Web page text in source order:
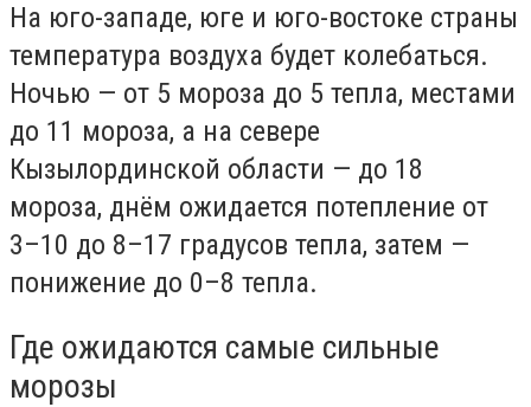
На юго-западе, юге и юго-востоке страны
температура воздуха будет колебаться.
Ночью — от 5 мороза до 5 тепла, местами
до 11 мороза, а на севере
Кызылординской области — до 18
мороза, днём ожидается потепление от
3–10 до 8–17 градусов тепла, затем —
понижение до 0–8 тепла.
Где ожидаются самые сильные
морозы